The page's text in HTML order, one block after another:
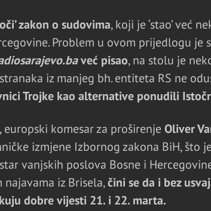
zakon o sudovima, koji je ‘stao’ već
Problem u ovom prijedlogu je
već pisao, na stolu je
iz manjeg bh. entiteta RS ne
Trojke kao alternative ponudili
europski komesar za proširenjeOliver
izmjene Izbornog zakona BiH, što
vanjskih poslova Bosne i
najavama iz Brisela,čini se da i bez
dobre vijesti 21. i 22. marta.